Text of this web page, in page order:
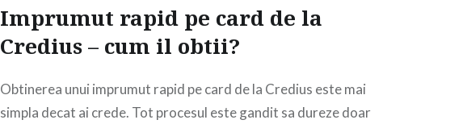
Imprumut rapid pe card de la
Credius – cum il obtii?
Obtinerea unui imprumut rapid pe card de la Credius este mai
simpla decat ai crede. Tot procesul este gandit sa dureze doar